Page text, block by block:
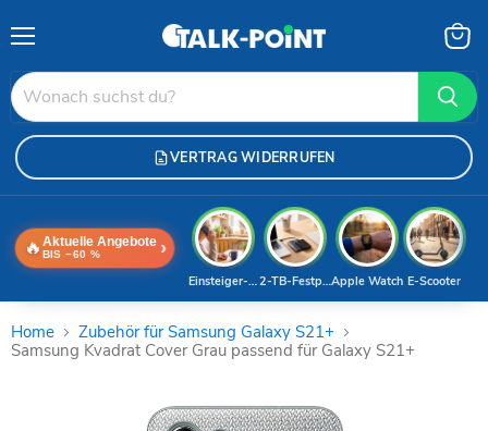
VERTRAG WIDERRUFEN
🔥 Aktuelle Angebote
BIS −60 % ›
E-Scooter
Apple Watch
2-TB-Festplatte
Einsteiger-Handy
Home
Zubehör für Samsung Galaxy S21+
Samsung Kvadrat Cover Grau passend für Galaxy S21+